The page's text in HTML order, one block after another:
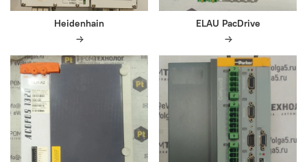
Heidenhain ELAU PacDrive